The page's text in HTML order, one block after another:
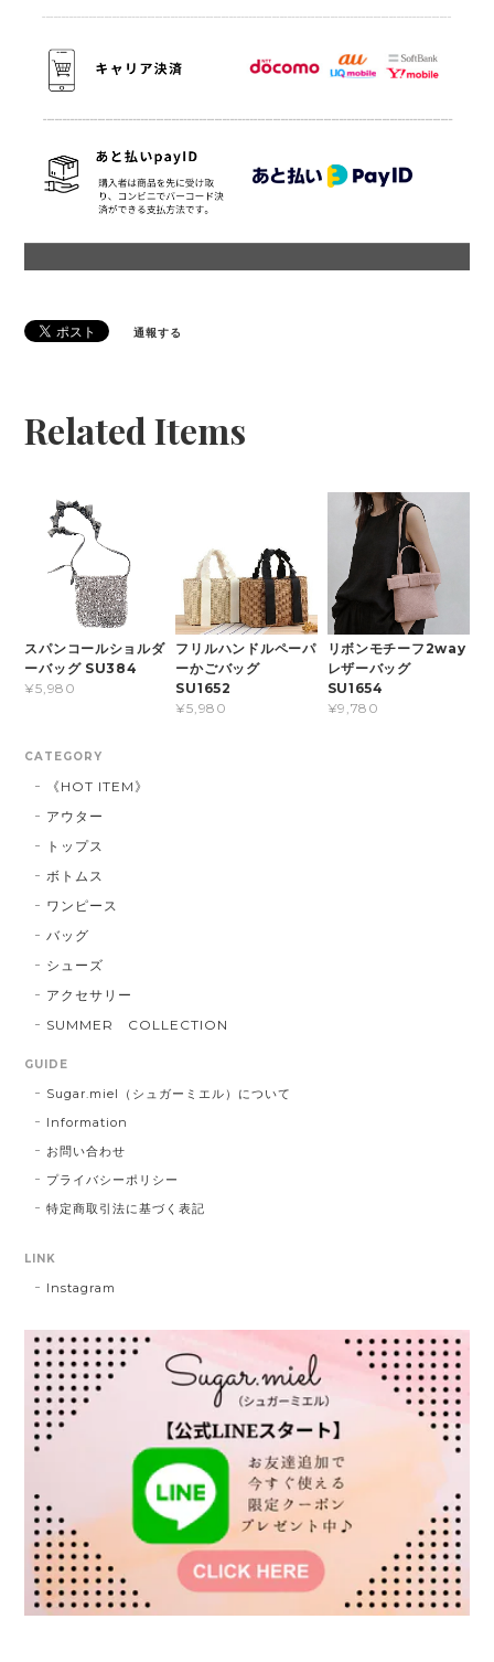
通報する
Related Items
スパンコールショルダ
ーバッグ SU384
¥5,980
フリルハンドルペーパ
ーかごバッグ
SU1652
¥5,980
リボンモチーフ2way
レザーバッグ
SU1654
¥9,780
CATEGORY
《HOT ITEM》
アウター
トップス
ボトムス
ワンピース
バッグ
シューズ
アクセサリー
SUMMER COLLECTION
GUIDE
Sugar.miel（シュガーミエル）について
Information
お問い合わせ
プライバシーポリシー
特定商取引法に基づく表記
LINK
Instagram